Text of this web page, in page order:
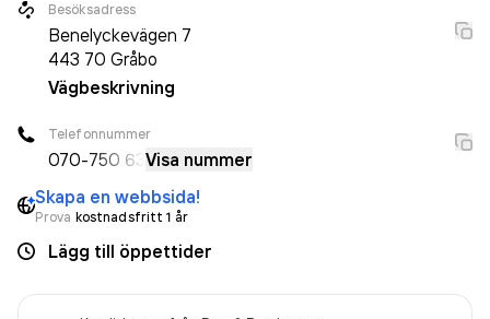
Besöksadress
Benelyckevägen 7
443 70 Gråbo
Vägbeskrivning
Telefonnummer
070-750 63 Visa nummer
Skapa en webbsida!
Prova kostnadsfritt 1 år
Lägg till öppettider